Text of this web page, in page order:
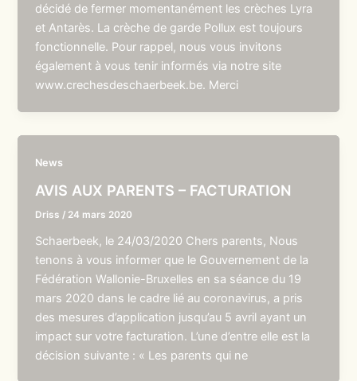
décidé de fermer momentanément les crèches Lyra
et Antarès. La crèche de garde Pollux est toujours
fonctionnelle. Pour rappel, nous vous invitons
également à vous tenir informés via notre site
www.crechesdeschaerbeek.be. Merci
News
AVIS AUX PARENTS – FACTURATION
Driss / 24 mars 2020
Schaerbeek, le 24/03/2020 Chers parents, Nous
tenons à vous informer que le Gouvernement de la
Fédération Wallonie-Bruxelles en sa séance du 19
mars 2020 dans le cadre lié au coronavirus, a pris
des mesures d’application jusqu’au 5 avril ayant un
impact sur votre facturation. L’une d’entre elle est la
décision suivante : « Les parents qui ne